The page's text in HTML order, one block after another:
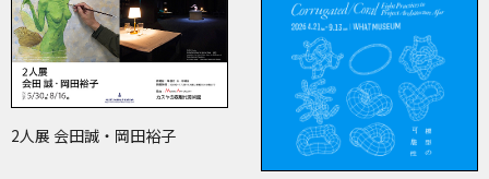
2人展 会田誠・岡田裕子